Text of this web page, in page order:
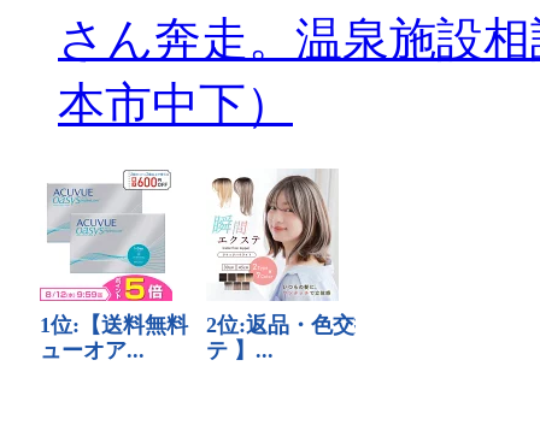
さん奔走。温泉施設
本市中下）